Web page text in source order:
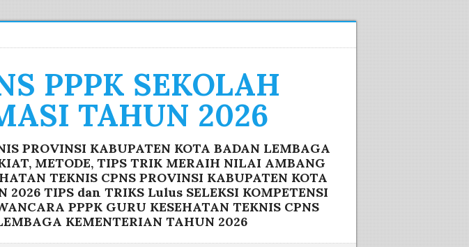
PPPK SEKOLAH
TAHUN 2026
PROVINSI KABUPATEN KOTA BADAN LEMBAGA
METODE, TIPS TRIK MERAIH NILAI AMBANG
TEKNIS CPNS PROVINSI KABUPATEN KOTA
TIPS dan TRIKS Lulus SELEKSI KOMPETENSI
PPPK GURU KESEHATAN TEKNIS CPNS
KEMENTERIAN TAHUN 2026